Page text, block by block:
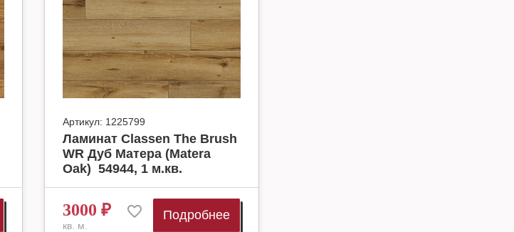
Артикул: 1225799
Ламинат Classen The Brush
WR Дуб Матера (Matera
Oak) 54944, 1 м.кв.
3000 ₽
кв. м.
Подробнее